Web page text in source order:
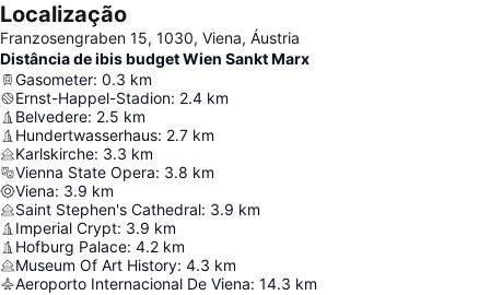
Localização
Franzosengraben 15, 1030, Viena, Áustria
Distância de ibis budget Wien Sankt Marx
Gasometer: 0.3 km
Ernst-Happel-Stadion: 2.4 km
Belvedere: 2.5 km
Hundertwasserhaus: 2.7 km
Karlskirche: 3.3 km
Vienna State Opera: 3.8 km
Viena: 3.9 km
Saint Stephen's Cathedral: 3.9 km
Imperial Crypt: 3.9 km
Hofburg Palace: 4.2 km
Museum Of Art History: 4.3 km
Aeroporto Internacional De Viena: 14.3 km